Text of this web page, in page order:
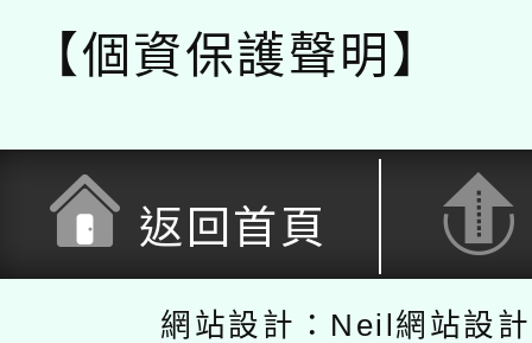
【個資保護聲明】
返回首頁
網站設計：Neil網站設